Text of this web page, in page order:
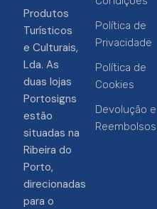
Produtos
Turísticos
e Culturais,
Lda. As
duas lojas
Portosigns
estão
situadas na
Ribeira do
Porto,
direcionadas
para o
Política de
Privacidade
Política de
Cookies
Devolução e
Reembolsos